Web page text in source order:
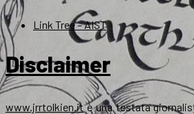
Link Tree – AIST
Disclaimer
www.jrrtolkien.itè una testata